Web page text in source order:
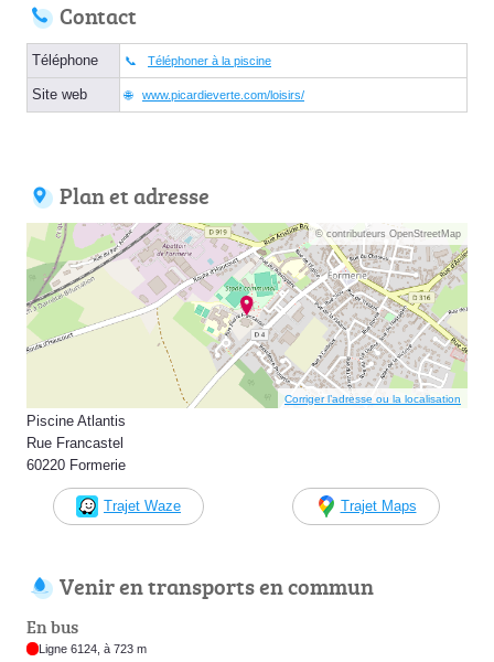
Contact
Téléphone Téléphoner à la piscine
Site web www.picardieverte.com/loisirs/
Plan et adresse
© contributeurs OpenStreetMap
Corriger l’adresse ou la localisation
Piscine Atlantis
Rue Francastel
60220 Formerie
Trajet Waze Trajet Maps
Venir en transports en commun
En bus
Ligne 6124, à 723 m